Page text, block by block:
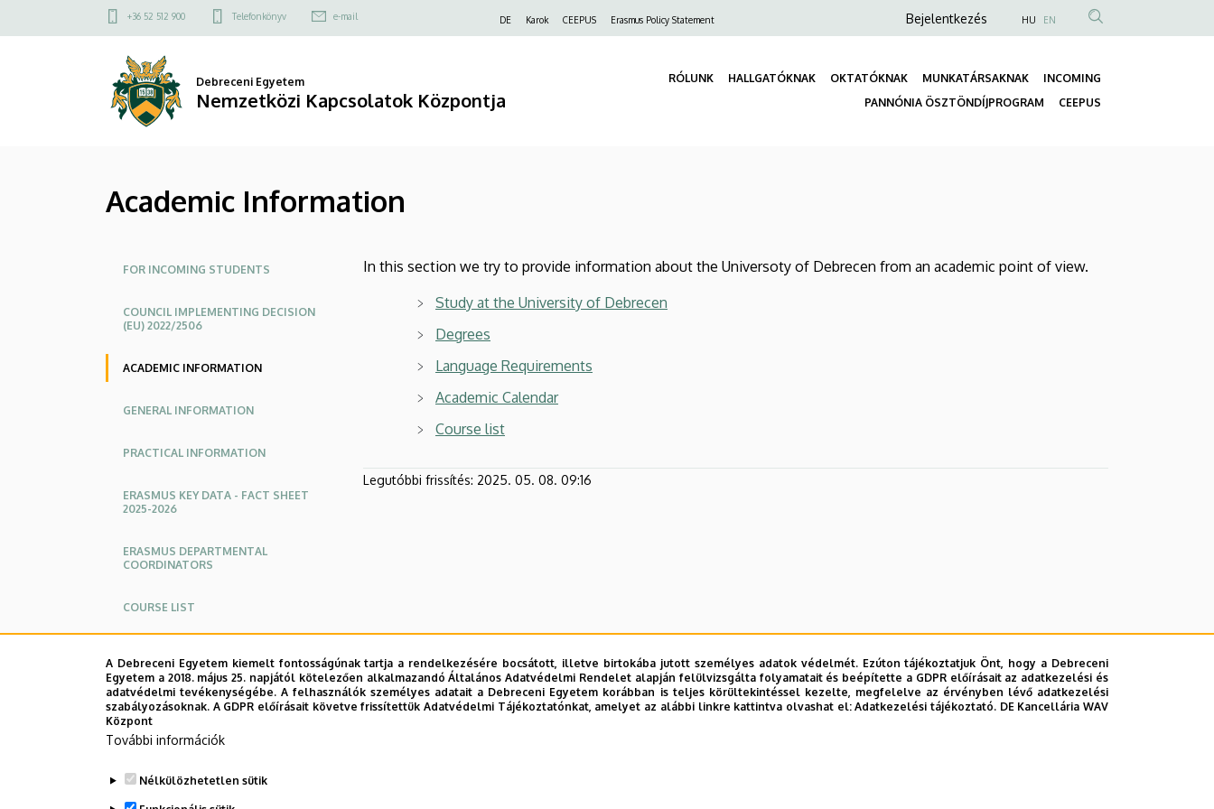
Academic
Information
Nemzetközi
Központja
a
Felső
menü
+36 52 512 900 Telefonkönyv e-mail DE Karok CEEPUS Erasmus Policy Statement
Anonim
fiók
menüje
Bejelentkezés HU EN
Debreceni Egyetem
Nemzetközi Kapcsolatok Központja
RÓLUNK HALLGATÓKNAK OKTATÓKNAK MUNKATÁRSAKNAK
INCOMING
PANNÓNIA ÖSZTÖNDÍJPROGRAM
CEEPUS
Academic Information
Oldalmenü
FOR INCOMING STUDENTS
COUNCIL IMPLEMENTING DECISION
(EU) 2022/2506
ACADEMIC INFORMATION
GENERAL INFORMATION
PRACTICAL INFORMATION
ERASMUS KEY DATA - FACT SHEET
2025-2026
ERASMUS DEPARTMENTAL
COORDINATORS
COURSE LIST
INCOMING STUDENT APPLICATION
LINK
ACCOMMODATION
GUIDE FOR EXCHANGE STUDENTS
In this section we try to provide information about the Universoty of Debrecen from an academic point of view.
Study at the University of Debrecen
Degrees
Language Requirements
Academic Calendar
Course list
Legutóbbi frissítés: 2025. 05. 08. 09:16
A Debreceni Egyetem kiemelt fontosságúnak tartja a rendelkezésére bocsátott, illetve birtokába jutott személyes adatok védelmét. Ezúton tájékoztatjuk Önt, hogy a Debreceni
Egyetem a 2018. május 25. napjától kötelezően alkalmazandó Általános Adatvédelmi Rendelet alapján felülvizsgálta folyamatait és beépítette a GDPR előírásait az adatkezelési és
adatvédelmi tevékenységébe. A felhasználók személyes adatait a Debreceni Egyetem korábban is teljes körültekintéssel kezelte, megfelelve az érvényben lévő adatkezelési
szabályozásoknak. A GDPR előírásait követve frissítettük Adatvédelmi Tájékoztatónkat, amelyet az alábbi linkre kattintva olvashat el:Adatkezelési tájékoztató. DE Kancellária WAV
Központ
További információk
Nélkülözhetetlen sütik